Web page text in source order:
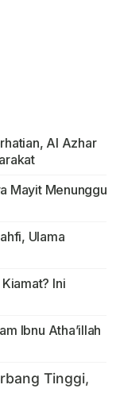
Al Azhar
Mayit Menunggu
Ulama
Ini
Ibnu Atha’illah